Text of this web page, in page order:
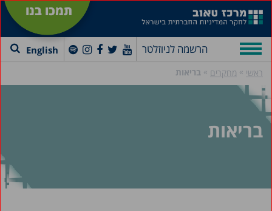
תמכו בנו
הרשמה לניוזלטר English
ראשי » מחקרים » בריאות
בריאות